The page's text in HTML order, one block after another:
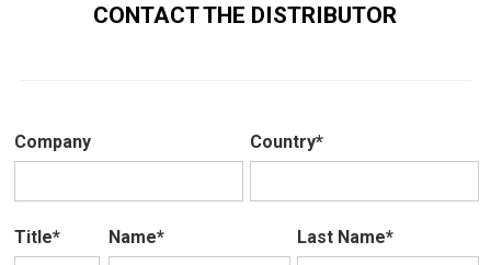
CONTACT THE DISTRIBUTOR
Company Country*
Title* Name* Last Name*